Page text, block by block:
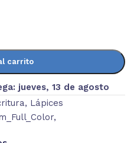
carrito
jueves, 13 de agosto
, Lápices
,